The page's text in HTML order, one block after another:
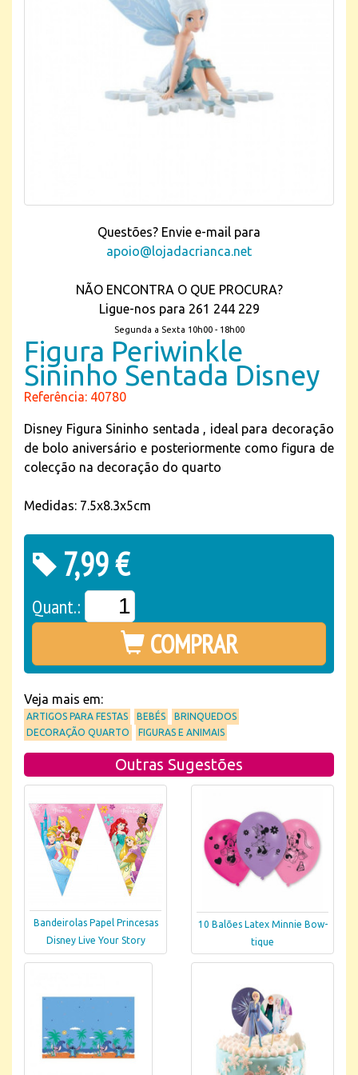
Questões? Envie e-mail para
apoio@lojadacrianca.net
NÃO ENCONTRA O QUE PROCURA?
Ligue-nos para 261 244 229
Segunda a Sexta 10h00 - 18h00
Figura Periwinkle
Sininho Sentada Disney
Referência: 40780
Disney Figura Sininho sentada , ideal para decoração
de bolo aniversário e posteriormente como figura de
colecção na decoração do quarto
Medidas: 7.5x8.3x5cm
7,99 €
Quant.:
COMPRAR
Veja mais em:
ARTIGOS PARA FESTAS BEBÉS
BRINQUEDOS
DECORAÇÃO QUARTO
FIGURAS E ANIMAIS
Outras Sugestões
Bandeirolas Papel Princesas
Disney Live Your Story
10 Balões Latex Minnie Bow-
tique